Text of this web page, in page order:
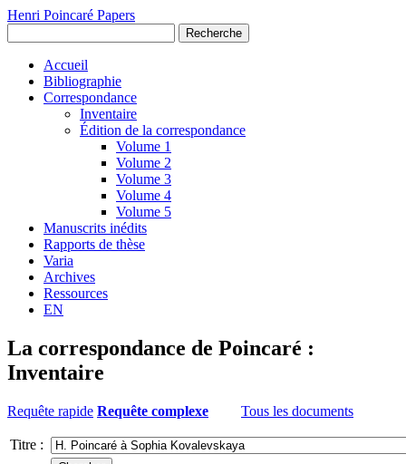
Henri Poincaré Papers
Recherche
Accueil
Bibliographie
Correspondance
Inventaire
Édition de la correspondance
Volume 1
Volume 2
Volume 3
Volume 4
Volume 5
Manuscrits inédits
Rapports de thèse
Varia
Archives
Ressources
EN
La correspondance de Poincaré :
Inventaire
Requête rapide Requête complexe Tous les documents
Titre :